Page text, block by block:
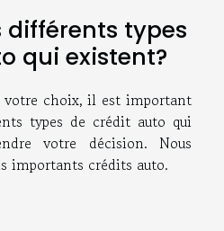
différents types
qui existent?
votre choix, il est important
types de crédit auto qui
votre décision. Nous
importants crédits auto.